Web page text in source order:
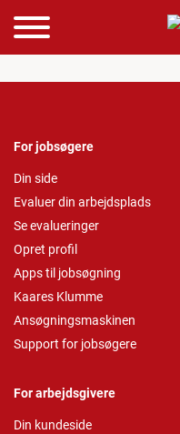
For jobsøgere
Din side
Evaluer din arbejdsplads
Se evalueringer
Opret profil
Apps til jobsøgning
Kaares Klumme
Ansøgningsmaskinen
Support for jobsøgere
For arbejdsgivere
Din kundeside